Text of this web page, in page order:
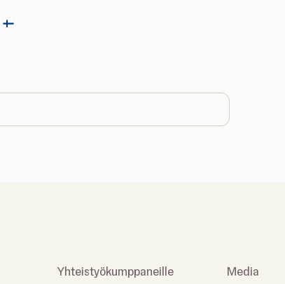
Change country
Yhteistyökumppaneille
Media